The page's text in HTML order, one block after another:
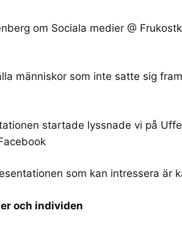
om Sociala medier @
människor som inte satte sig
startade lyssnade vi på
som kan intressera är
och individen